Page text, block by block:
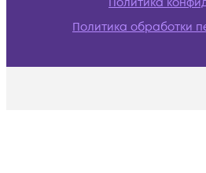
Политика обработки